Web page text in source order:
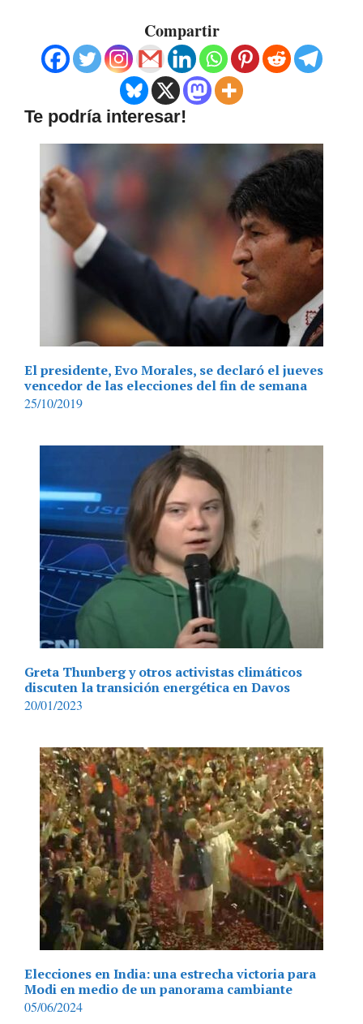
Compartir
Te podría interesar!
El presidente, Evo Morales, se declaró el jueves
vencedor de las elecciones del fin de semana
25/10/2019
Greta Thunberg y otros activistas climáticos
discuten la transición energética en Davos
20/01/2023
Elecciones en India: una estrecha victoria para
Modi en medio de un panorama cambiante
05/06/2024